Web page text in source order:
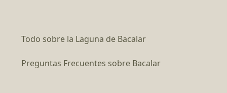
Todo sobre la Laguna de Bacalar
Preguntas Frecuentes sobre Bacalar